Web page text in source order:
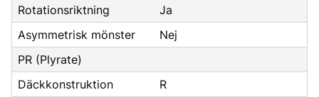
Rotationsriktning
Ja
Asymmetrisk mönster
Nej
PR (Plyrate)
Däckkonstruktion
R